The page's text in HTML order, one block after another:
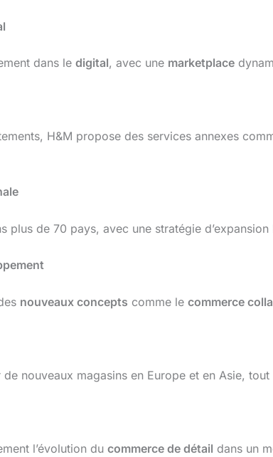
dans le digital, avec une marketplace
H&M propose des services annexes
plus de 70 pays, avec une stratégie
nouveaux concepts comme le commerce
de nouveaux magasins en Europe et en Asie,
l’évolution du commerce de détail dans un